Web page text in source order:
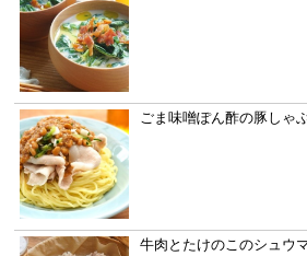
ごま味噌ぽん酢の豚しゃ
牛肉とたけのこのシュウ